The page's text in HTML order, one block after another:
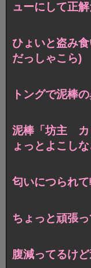
ューにして正
ひょいと盗み
だっしゃこら)
トングで泥棒
泥棒「坊主 カ
ょっとよこし
匂いにつられ
ちょっと頑張
腹減ってるけ